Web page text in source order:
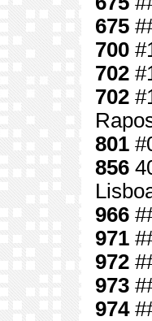
675
700
702
702
801
856
966
971
972
973
974